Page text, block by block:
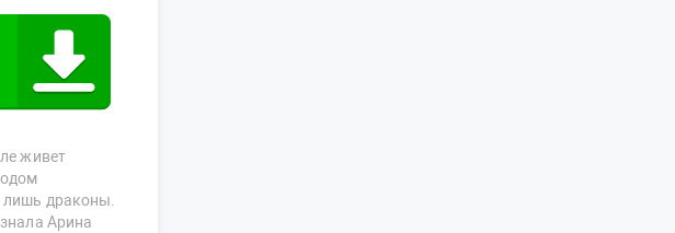
живет
лишь драконы.
Арина